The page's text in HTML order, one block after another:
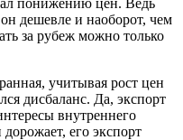
дешевле и наоборот, чем
за рубеж можно только
учитывая рост цен
дисбаланс. Да, экспорт
внутреннего
его экспорт